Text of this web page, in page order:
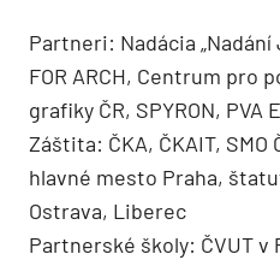
Partneri: Nadácia „Nadání
FOR ARCH, Centrum pro
grafiky ČR, SPYRON, PVA
Záštita: ČKA, ČKAIT, SMO
hlavné mesto Praha,
Ostrava, Liberec
Partnerské školy: ČVUT v